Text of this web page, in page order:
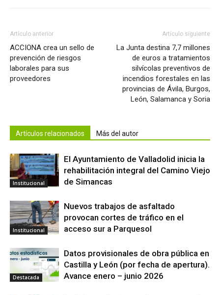
Artículo anterior
ACCIONA crea un sello de
prevención de riesgos
laborales para sus
proveedores
Artículo siguiente
La Junta destina 7,7 millones
de euros a tratamientos
silvícolas preventivos de
incendios forestales en las
provincias de Ávila, Burgos,
León, Salamanca y Soria
Artículos relacionados Más del autor
Institucional
El Ayuntamiento de Valladolid inicia la
rehabilitación integral del Camino Viejo
de Simancas
Institucional
Nuevos trabajos de asfaltado
provocan cortes de tráfico en el
acceso sur a Parquesol
Destacada
Datos provisionales de obra pública en
Castilla y León (por fecha de apertura).
Avance enero – junio 2026